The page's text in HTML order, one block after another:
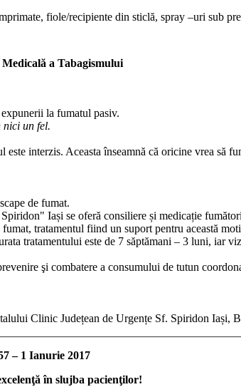
fiole/recipiente din sticlă, spray –uri sub
a Tabagismului
la fumatul pasiv.
nici un fel.
interzis. Aceasta înseamnă că oricine vrea să
de fumat.
Iași se oferă consiliere și medicație
tratamentul fiind un suport pentru această
tratamentului este de 7 săptămani – 3 luni, iar
şi combatere a consumului de tutun
Clinic Județean de Urgențe Sf. Spiridon Iași,
– 1 Ianurie 2017
în slujba pacienţilor!